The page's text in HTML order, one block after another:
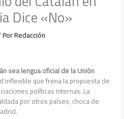
Dice «No»
PorRedacción
sea lengua oficial de la Unión
inflexible que frena la propuesta de
políticas internas. La
por otros países, choca de